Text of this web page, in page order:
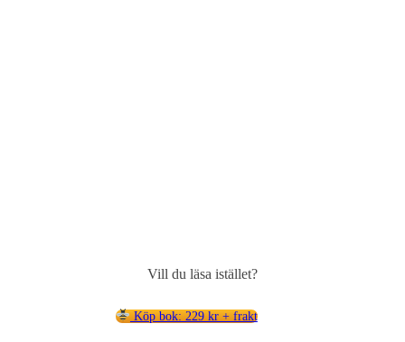
Vill du läsa istället?
Köp bok: 229 kr + frakt